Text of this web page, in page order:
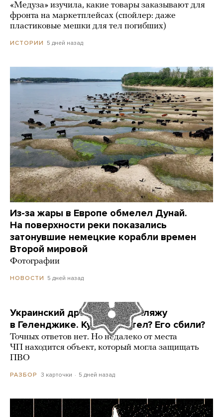
«Медуза» изучила, какие товары заказывают для
фронта на маркетплейсах (спойлер: даже
пластиковые мешки для тел погибших)
ИСТОРИИ 5 дней назад
Из-за жары в Европе обмелел Дунай.
На поверхности реки показались
затонувшие немецкие корабли времен
Второй мировой
Фотографии
НОВОСТИ 5 дней назад
Украинский дрон попал по пляжу
в Геленджике. Куда он летел? Его сбили?
Точных ответов нет. Но недалеко от места
ЧП находится объект, который могла защищать
ПВО
РАЗБОР 3 карточки 5 дней назад